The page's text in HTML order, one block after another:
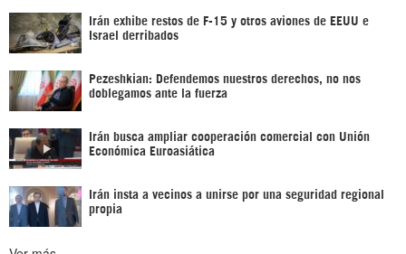
Irán exhibe restos de F-15 y otros aviones de EEUU e
Israel derribados
Pezeshkian: Defendemos nuestros derechos, no nos
doblegamos ante la fuerza
Irán busca ampliar cooperación comercial con Unión
Económica Euroasiática
Irán insta a vecinos a unirse por una seguridad regional
propia